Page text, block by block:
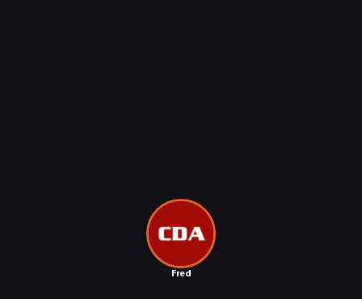
Fred